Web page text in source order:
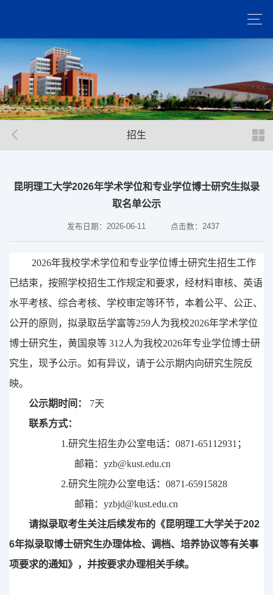
招生
昆明理工大学2026年学术学位和专业学位博士研究生拟录
取名单公示
发布日期：2026-06-11 点击数：2437
2026年我校学术学位和专业学位博士研究生招生工作
已结束，按照学校招生工作规定和要求，经材料审核、英语
水平考核、综合考核、学校审定等环节，本着公平、公正、
公开的原则，拟录取岳学富等259人为我校2026年学术学位
博士研究生，黄国泉等 312人为我校2026年专业学位博士研
究生， 现予公示。如有异议，请于公示期内向研究生院反
映。
公示期时间：
7天
联系方式：
1.研究生招生办公室电话： 0871-65112931 ；
邮箱： yzb@kust.edu.cn
2.研究生院办公室电话： 0871-65915828
邮箱： yzbjd@kust.edu.cn
请拟录取考生关注后续发布的《昆明理工大学关于202
6年拟录取博士研究生办理体检、调档、培养协议等有关事
项要求的通知》，并按要求办理相关手续。